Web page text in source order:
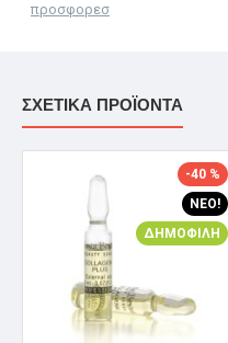
προσφορεσ
ΣΧΕΤΙΚΆ ΠΡΟΪΌΝΤΑ
ΝΈΟ!
ΔΗΜΟΦΙΛΉ
-40 %